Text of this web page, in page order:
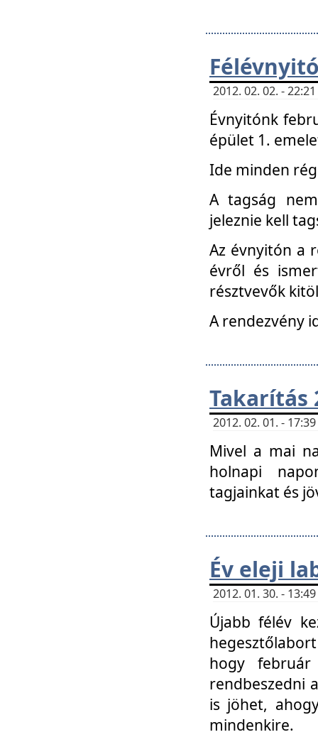
2012. 02. 02. -
Évnyitónk
épület 1.
Ide minden
A tagság
jeleznie kell
Az évnyitón a
évről és
résztvevők
A rendezvény
Takarítás
2012. 02. 01. -
Mivel a mai
holnapi
tagjainkat és
Év eleji
2012. 01. 30. -
Újabb félév
hogy
rendbeszedni
is jöhet,
mindenkire.